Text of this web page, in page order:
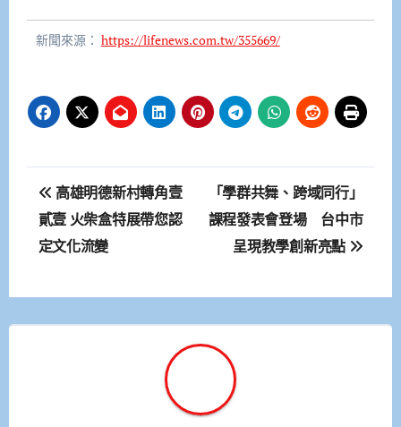
新聞來源： https://lifenews.com.tw/355669/
文
章
導
覽
高雄明德新村轉角壹
貳壹 火柴盒特展帶您認
定文化流變
「學群共舞、跨域同行」
課程發表會登場 台中市
呈現教學創新亮點